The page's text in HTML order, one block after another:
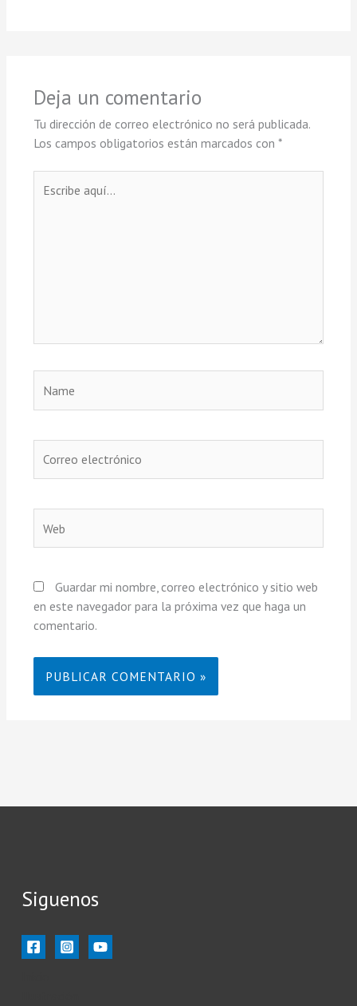
Deja un comentario
Tu dirección de correo electrónico no será publicada.
Los campos obligatorios están marcados con *
aquí...
electrónico
Guardar mi nombre, correo electrónico y sitio web
en este navegador para la próxima vez que haga un
comentario.
Siguenos